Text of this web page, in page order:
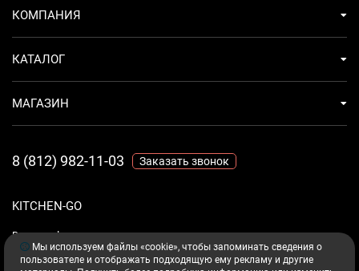
KITCHEN-GO
Ваш комфорт - дело техники.
КОМПАНИЯ
КАТАЛОГ
МАГАЗИН
8 (812) 982-11-03 Заказать звонок
Мы используем файлы «cookie», чтобы запоминать сведения о
пользователе и отображать подходящую ему рекламу и другие